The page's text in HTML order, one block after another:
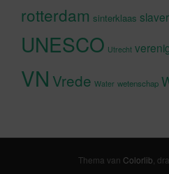
rotterdam sinterklaas
UNESCO Utrecht
VN Vrede Water wetenschap
Thema van Colorlib ,